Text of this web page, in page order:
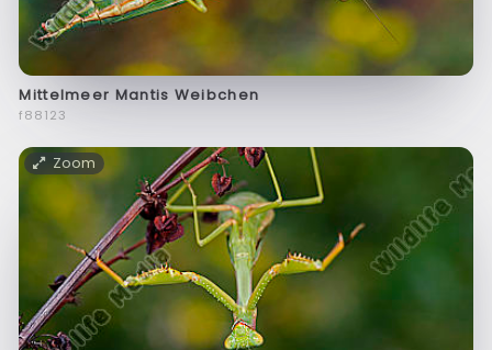
Mittelmeer Mantis Weibchen
f88123
Zoom